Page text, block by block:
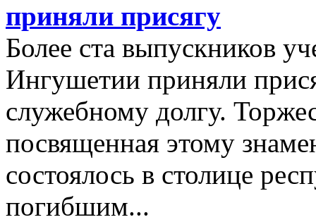
приняли присягу
Более ста выпускников
Ингушетии приняли
служебному долгу.
посвященная этому
состоялось в столице
погибшим...